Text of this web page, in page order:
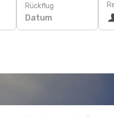
Rückflug
Datum